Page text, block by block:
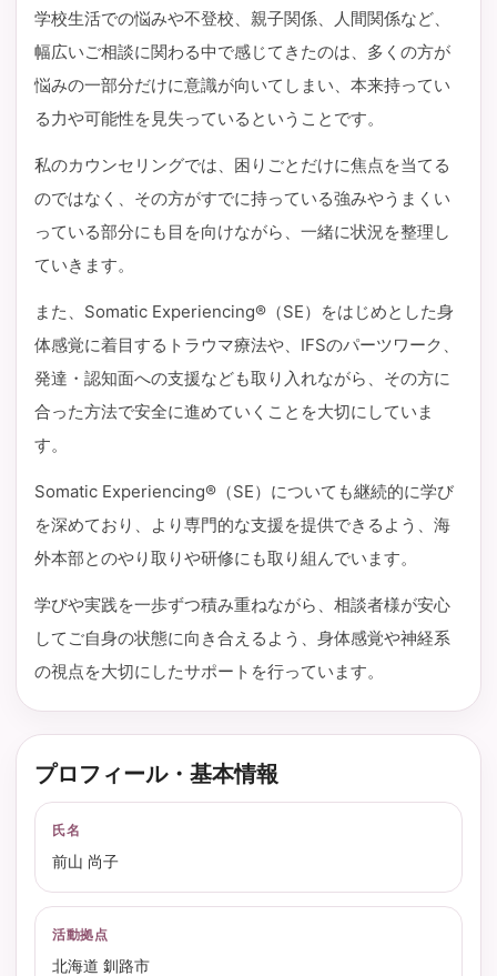
学校生活での悩みや不登校、親子関係、人間関係など、
幅広いご相談に関わる中で感じてきたのは、多くの方が
悩みの一部分だけに意識が向いてしまい、本来持ってい
る力や可能性を見失っているということです。
私のカウンセリングでは、困りごとだけに焦点を当てる
のではなく、その方がすでに持っている強みやうまくい
っている部分にも目を向けながら、一緒に状況を整理し
ていきます。
また、Somatic Experiencing®（SE）をはじめとした身
体感覚に着目するトラウマ療法や、IFSのパーツワーク、
発達・認知面への支援なども取り入れながら、その方に
合った方法で安全に進めていくことを大切にしていま
す。
Somatic Experiencing®（SE）についても継続的に学び
を深めており、より専門的な支援を提供できるよう、海
外本部とのやり取りや研修にも取り組んでいます。
学びや実践を一歩ずつ積み重ねながら、相談者様が安心
してご自身の状態に向き合えるよう、身体感覚や神経系
の視点を大切にしたサポートを行っています。
プロフィール・基本情報
氏名
前山 尚子
活動拠点
北海道 釧路市